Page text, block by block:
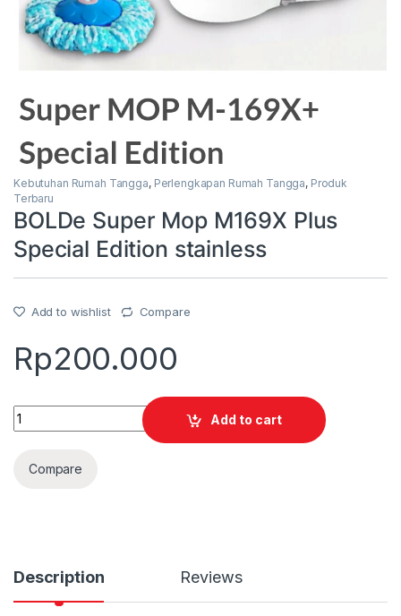
Kebutuhan Rumah Tangga, Perlengkapan Rumah Tangga, Produk
Terbaru
BOLDe Super Mop M169X Plus
Special Edition stainless
Add to wishlist Compare
Rp200.000
Quantity
Add to cart
Compare
Description Reviews